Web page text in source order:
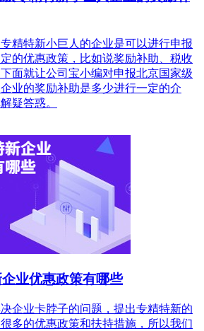
精特新小巨人的企业是可以进行申报
的优惠政策，比如说奖励补助、税收
面就让公司宝小编对申报北京国家级
业的奖励补助是多少进行一定的介
疑答惑。
业优惠政策有哪些
企业卡脖子的问题，提出专精特新的
多的优惠政策和扶持措施，所以我们